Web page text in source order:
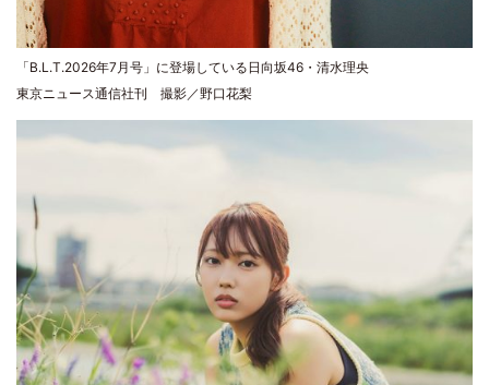
「B.L.T.2026年7月号」に登場している日向坂46・清水理央
東京ニュース通信社刊 撮影／野口花梨